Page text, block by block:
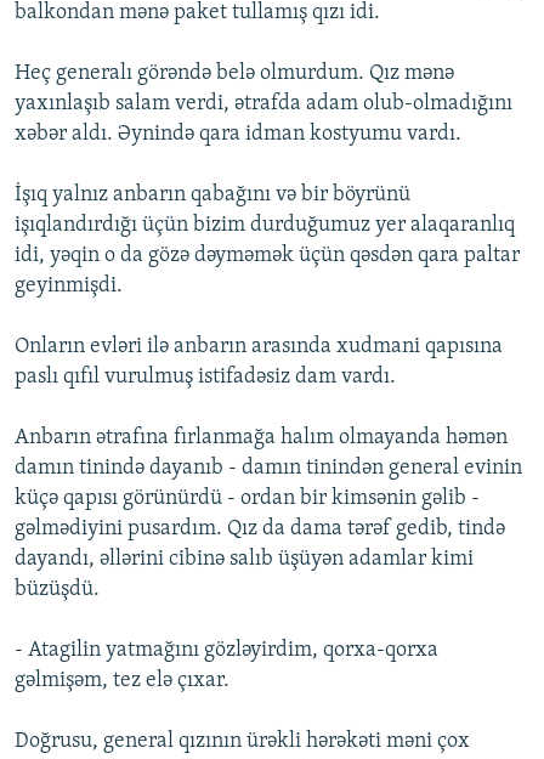
balkondan mənə paket tullamış qızı idi.
Heç generalı görəndə belə olmurdum. Qız mənə
yaxınlaşıb salam verdi, ətrafda adam olub-olmadığını
xəbər aldı. Əynində qara idman kostyumu vardı.
İşıq yalnız anbarın qabağını və bir böyrünü
işıqlandırdığı üçün bizim durduğumuz yer alaqaranlıq
idi, yəqin o da gözə dəyməmək üçün qəsdən qara paltar
geyinmişdi.
Onların evləri ilə anbarın arasında xudmani qapısına
paslı qıfıl vurulmuş istifadəsiz dam vardı.
Anbarın ətrafına fırlanmağa halım olmayanda həmən
damın tinində dayanıb - damın tinindən general evinin
küçə qapısı görünürdü - ordan bir kimsənin gəlib -
gəlmədiyini pusardım. Qız da dama tərəf gedib, tində
dayandı, əllərini cibinə salıb üşüyən adamlar kimi
büzüşdü.
- Atagilin yatmağını gözləyirdim, qorxa-qorxa
gəlmişəm, tez elə çıxar.
Doğrusu, general qızının ürəkli hərəkəti məni çox